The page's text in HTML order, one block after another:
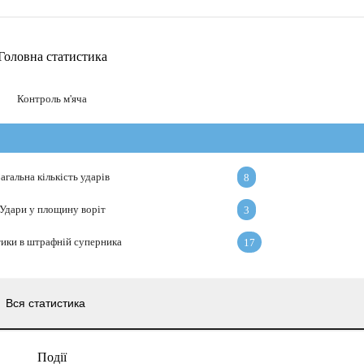
статистика
Контроль м'яча
кількість ударів 8
Удари у площину воріт 3
в штрафній суперника 17
Вся статистика
Події